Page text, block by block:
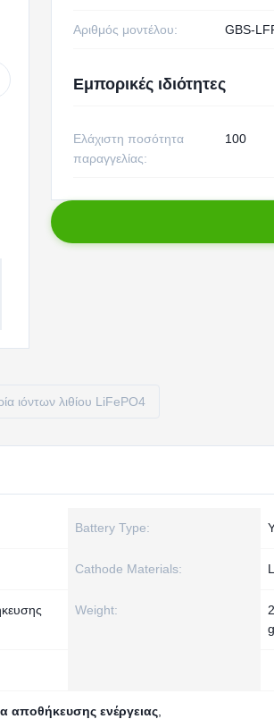
Αριθμός μοντέλου: GBS-
Εμπορικές ιδιότητες
Ελάχιστη ποσότητα
παραγγελίας:
100
ιόντων λιθίου LiFePO4
Battery Type:
Cathode Materials:
Weight:
g
αποθήκευσης ενέργειας